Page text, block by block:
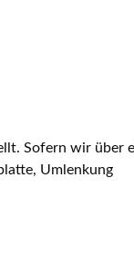
erhältlich Heta Scandia 6318 Zugumlenkung Eckdaten: Prallplatte, Umlenkung